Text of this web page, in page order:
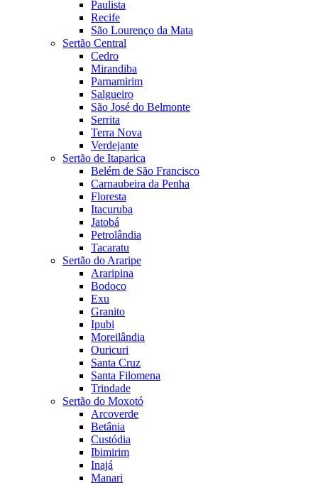
Paulista
Recife
São Lourenço da Mata
Sertão Central
Cedro
Mirandiba
Parnamirim
Salgueiro
São José do Belmonte
Serrita
Terra Nova
Verdejante
Sertão de Itaparica
Belém de São Francisco
Carnaubeira da Penha
Floresta
Itacuruba
Jatobá
Petrolândia
Tacaratu
Sertão do Araripe
Araripina
Bodoco
Exu
Granito
Ipubi
Moreilândia
Ouricuri
Santa Cruz
Santa Filomena
Trindade
Sertão do Moxotó
Arcoverde
Betânia
Custódia
Ibimirim
Inajá
Manari